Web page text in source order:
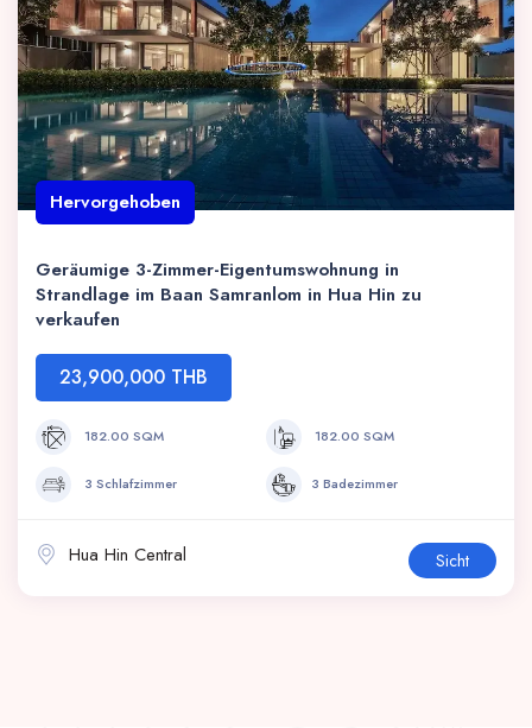
Hervorgehoben
Geräumige 3-Zimmer-Eigentumswohnung in
Strandlage im Baan Samranlom in Hua Hin zu
verkaufen
23,900,000 THB
182.00 SQM 182.00 SQM
3 Schlafzimmer 3 Badezimmer
Hua Hin Central Sicht